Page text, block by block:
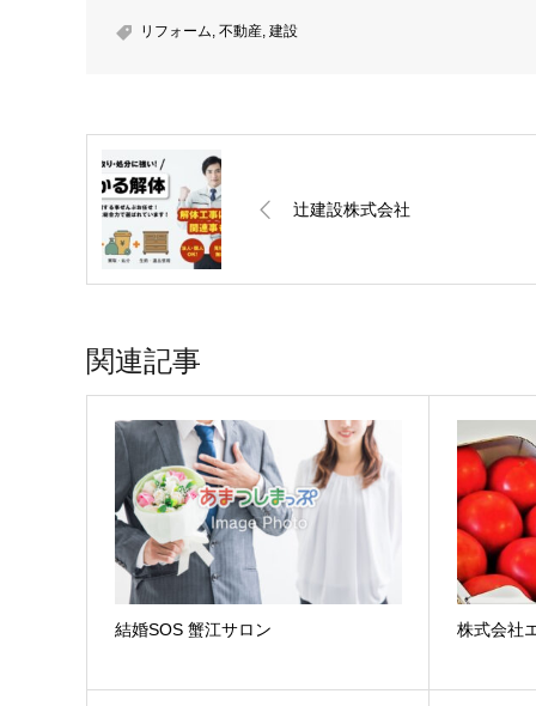
リフォーム 不動産 建設
辻建設株式会社
関連記事
結婚SOS 蟹江サロン 株式会社